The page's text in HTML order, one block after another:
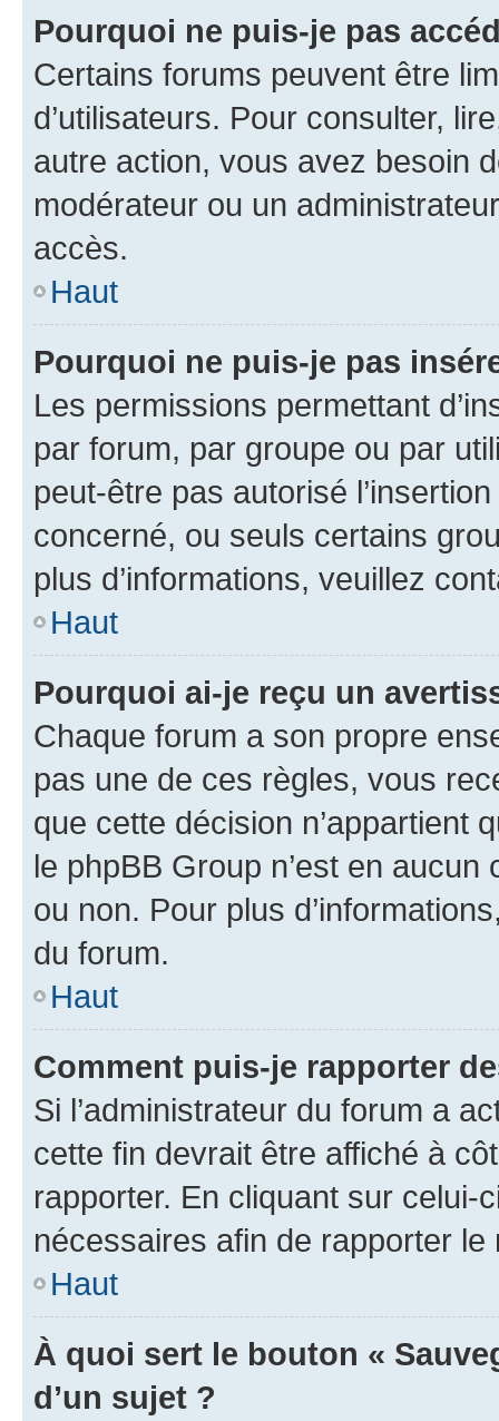
Pourquoi ne puis-je pas
Certains forums peuvent être
d’utilisateurs. Pour consulter,
autre action, vous avez besoin
modérateur ou un
accès.
Haut
Pourquoi ne puis-je pas
Les permissions permettant
par forum, par groupe ou par
peut-être pas autorisé
concerné, ou seuls certains
plus d’informations, veuillez
Haut
Pourquoi ai-je reçu un
Chaque forum a son propre
pas une de ces règles, vous
que cette décision n’appartient
le phpBB Group n’est en
ou non. Pour plus
du forum.
Haut
Comment puis-je rapporter
Si l’administrateur du forum a
cette fin devrait être affiché à
rapporter. En cliquant sur
nécessaires afin de rapporter le
Haut
À quoi sert le bouton «
d’un sujet ?